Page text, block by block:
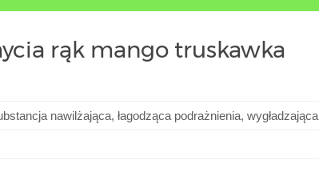
rąk mango truskawka
nawilżająca, łagodząca podrażnienia, wygładzająca